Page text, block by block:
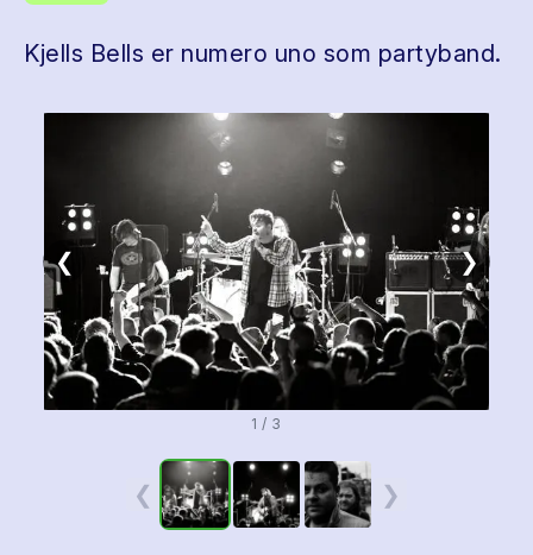
Kjells Bells er numero uno som partyband.
❮ ❯
1 / 3
❮ ❯